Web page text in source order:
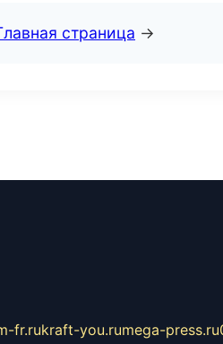
страница →
fr.rukraft-you.rumega-press.ru